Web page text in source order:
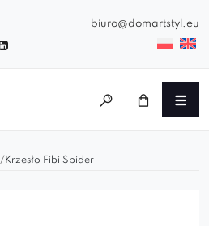
biuro@domartstyl.eu
/ Krzesło Fibi Spider